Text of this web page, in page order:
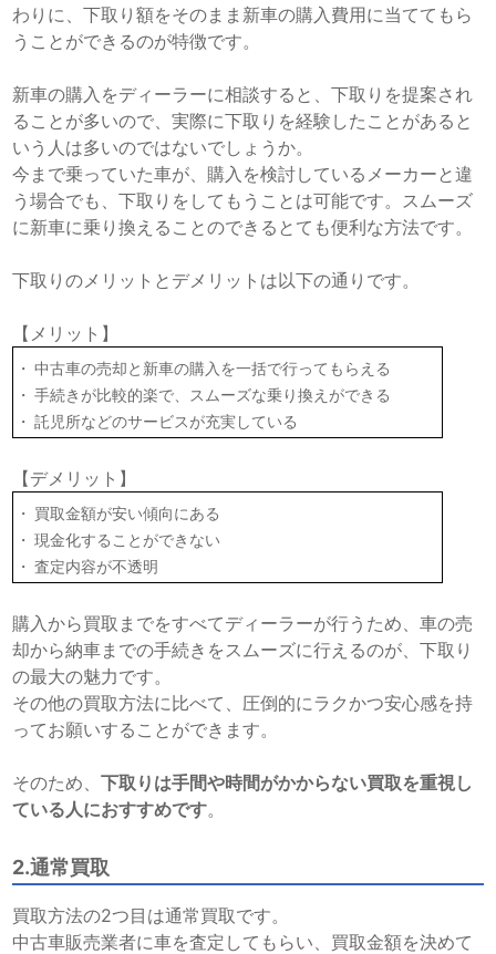
わりに、下取り額をそのまま新車の購入費用に当ててもら
うことができるのが特徴です。
新車の購入をディーラーに相談すると、下取りを提案され
ることが多いので、実際に下取りを経験したことがあると
いう人は多いのではないでしょうか。
今まで乗っていた車が、購入を検討しているメーカーと違
う場合でも、下取りをしてもうことは可能です。スムーズ
に新車に乗り換えることのできるとても便利な方法です。
下取りのメリットとデメリットは以下の通りです。
【メリット】
中古車の売却と新車の購入を一括で行ってもらえる
手続きが比較的楽で、スムーズな乗り換えができる
託児所などのサービスが充実している
【デメリット】
買取金額が安い傾向にある
現金化することができない
査定内容が不透明
購入から買取までをすべてディーラーが行うため、車の売
却から納車までの手続きをスムーズに行えるのが、下取り
の最大の魅力です。
その他の買取方法に比べて、圧倒的にラクかつ安心感を持
ってお願いすることができます。
そのため、下取りは手間や時間がかからない買取を重視し
ている人におすすめです。
2.通常買取
買取方法の2つ目は通常買取です。
中古車販売業者に車を査定してもらい、買取金額を決めて